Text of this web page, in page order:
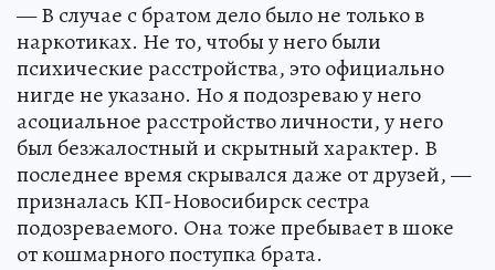
— В случае с братом дело было не только в
наркотиках. Не то, чтобы у него были
психические расстройства, это официально
нигде не указано. Но я подозреваю у него
асоциальное расстройство личности, у него
был безжалостный и скрытный характер. В
последнее время скрывался даже от друзей, —
призналась КП-Новосибирск сестра
подозреваемого. Она тоже пребывает в шоке
от кошмарного поступка брата.